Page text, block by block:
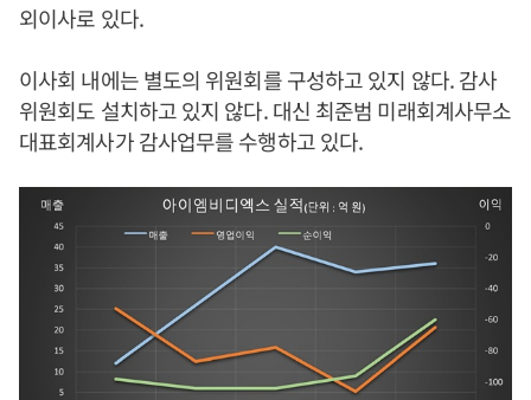
외이사로 있다.
이사회 내에는 별도의 위원회를 구성하고 있지 않다. 감사
위원회도 설치하고 있지 않다. 대신 최준범 미래회계사무소
대표회계사가 감사업무를 수행하고 있다.